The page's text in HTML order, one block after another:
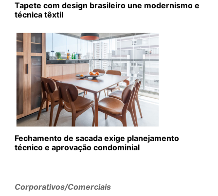
Tapete com design brasileiro une modernismo e
técnica têxtil
Fechamento de sacada exige planejamento
técnico e aprovação condominial
Corporativos/Comerciais